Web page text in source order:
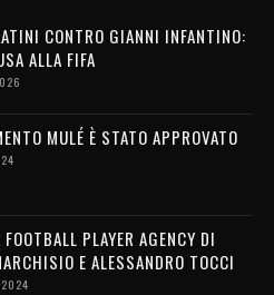
CONTRO GIANNI INFANTINO:
ALLA FIFA
MULÉ È STATO APPROVATO
PLAYER AGENCY DI
E ALESSANDRO TOCCI
2024